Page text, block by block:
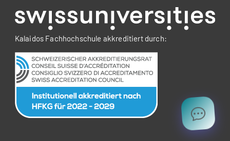
Kalaidos Fachhochschule akkreditiert durch: